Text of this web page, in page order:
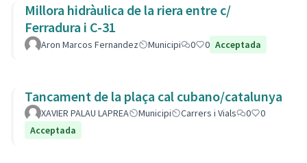
Millora hidràulica de la riera entre c/
Ferradura i C-31
Aron Marcos Fernandez Municipi 0 0 Acceptada
Tancament de la plaça cal cubano/catalunya
XAVIER PALAU LAPREA Municipi Carrers i Vials 0
0
Acceptada